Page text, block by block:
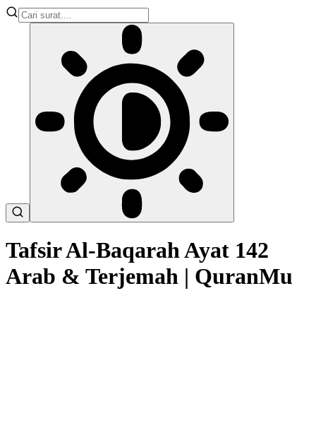
Tafsir Al-Baqarah Ayat 142
Arab & Terjemah | QuranMu